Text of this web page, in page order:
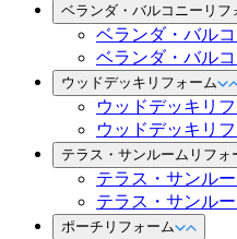
ベランダ・バルコニーリフ
ベランダ・バル
ベランダ・バル
ウッドデッキリフォーム
ウッドデッキリ
ウッドデッキリ
テラス・サンルームリフォ
テラス・サンル
テラス・サンル
ポーチリフォーム